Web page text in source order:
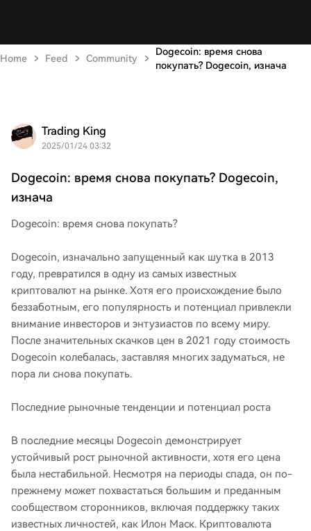
Home Feed Community
Dogecoin: время снова
покупать? Dogecoin, изнача
Trading King
2025/01/24 03:32
Dogecoin: время снова покупать? Dogecoin,
изнача
Dogecoin: время снова покупать?
Dogecoin, изначально запущенный как шутка в 2013
году, превратился в одну из самых известных
криптовалют на рынке. Хотя его происхождение было
беззаботным, его популярность и потенциал привлекли
внимание инвесторов и энтузиастов по всему миру.
После значительных скачков цен в 2021 году стоимость
Dogecoin колебалась, заставляя многих задуматься, не
пора ли снова покупать.
Последние рыночные тенденции и потенциал роста
В последние месяцы Dogecoin демонстрирует
устойчивый рост рыночной активности, хотя его цена
была нестабильной. Несмотря на периоды спада, он по-
прежнему может похвастаться большим и преданным
сообществом сторонников, включая поддержку таких
известных личностей, как Илон Маск. Криптовалюта